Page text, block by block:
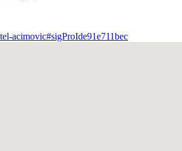
acimovic#sigProIde91e711bec